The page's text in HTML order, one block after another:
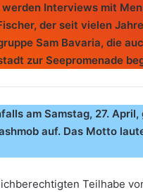
Interviews mit
der seit vielen
Sam Bavaria, die
zur Seepromenade
am Samstag, 27. April,
auf. Das Motto
Teilhabe